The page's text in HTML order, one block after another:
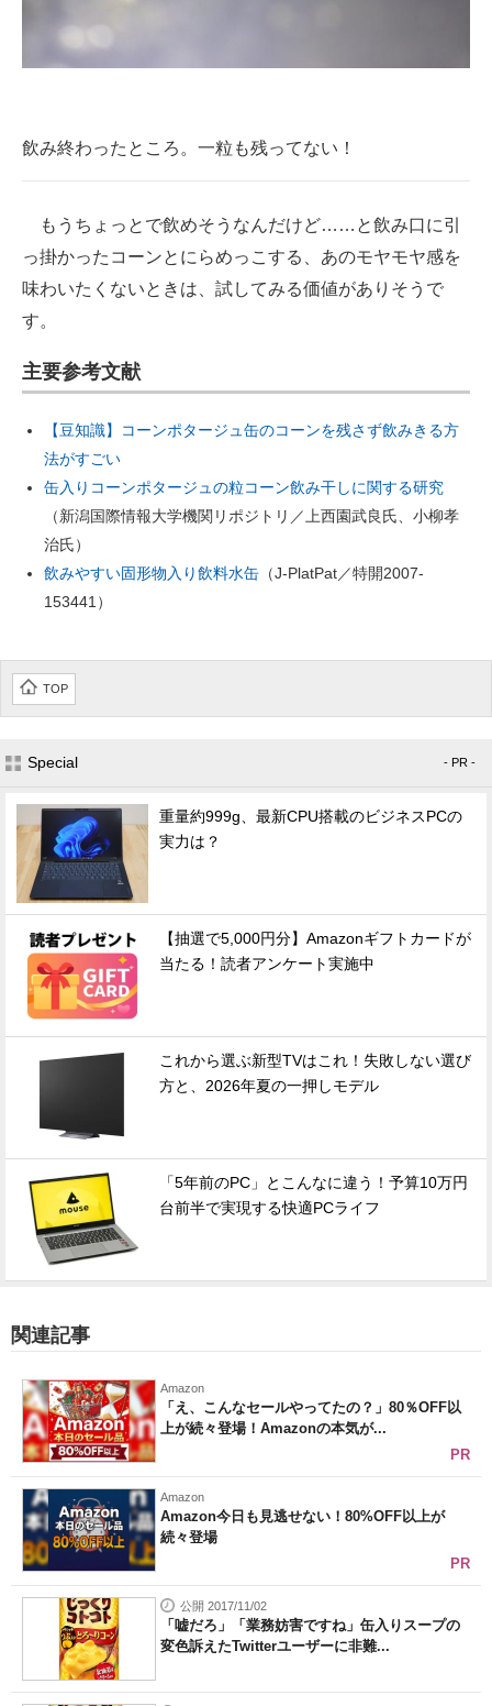
飲み終わったところ。一粒も残ってない！
もうちょっとで飲めそうなんだけど……と飲み口に引
っ掛かったコーンとにらめっこする、あのモヤモヤ感を
味わいたくないときは、試してみる価値がありそうで
す。
主要参考文献
【豆知識】コーンポタージュ缶のコーンを残さず飲みきる方
法がすごい
缶入りコーンポタージュの粒コーン飲み干しに関する研究
（新潟国際情報大学機関リポジトリ／上西園武良氏、小柳孝
治氏）
飲みやすい固形物入り飲料水缶 （J-PlatPat／特開2007-
153441）
TOP
Special - PR -
重量約999g、最新CPU搭載のビジネスPCの
実力は？
【抽選で5,000円分】Amazonギフトカードが
当たる！読者アンケート実施中
これから選ぶ新型TVはこれ！失敗しない選び
方と、2026年夏の一押しモデル
「5年前のPC」とこんなに違う！予算10万円
台前半で実現する快適PCライフ
関連記事
Amazon
「え、こんなセールやってたの？」80％OFF以
上が続々登場！Amazonの本気が...
PR
Amazon
Amazon今日も見逃せない！80%OFF以上が
続々登場
PR
公開 2017/11/02
「嘘だろ」「業務妨害ですね」缶入りスープの
変色訴えたTwitterユーザーに非難...